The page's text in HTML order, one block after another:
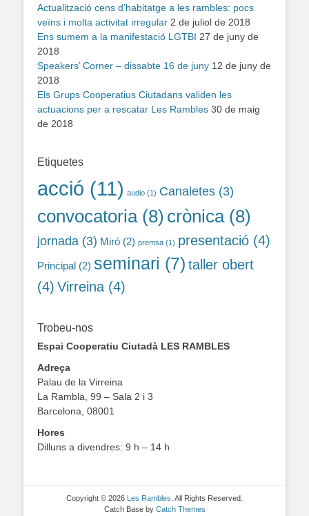
Actualització cens d’habitatge a les rambles: pocs
veïns i molta activitat irregular 2 de juliol de 2018
Ens sumem a la manifestació LGTBI 27 de juny de
2018
Speakers’ Corner – dissabte 16 de juny 12 de juny de
2018
Els Grups Cooperatius Ciutadans validen les
actuacions per a rescatar Les Rambles 30 de maig
de 2018
Etiquetes
acció (11) audio (1) Canaletes (3)
convocatoria(8) crònica(8)
jornada (3) Miró (2) premsa (1) presentació (4)
Principal (2) seminari (7) taller obert
(4) Virreina (4)
Trobeu-nos
Espai Cooperatiu Ciutadà LES RAMBLES
Adreça
Palau de la Virreina
La Rambla, 99 – Sala 2 i 3
Barcelona, 08001
Hores
Dilluns a divendres: 9 h – 14 h
Copyright © 2026 Les Rambles . All Rights Reserved.
Catch Base by Catch Themes